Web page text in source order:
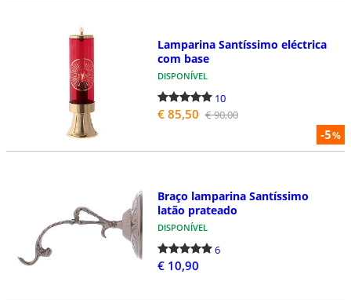
-5%
Lamparina Santíssimo eléctrica
com base
DISPONÍVEL
10
€ 85,50 € 90,00
Braço lamparina Santíssimo
latão prateado
DISPONÍVEL
6
€ 10,90